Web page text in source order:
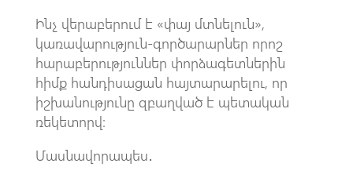
Ինչ վերաբերում է «փայ մտնելուն»,
կառավարություն-գործարարներ որոշ
հարաբերություններ փորձագետներին
հիմք հանդիսացան հայտարարելու, որ
իշխանությունը զբաղված է պետական
ռեկետորվ։
Մասնավորապես․